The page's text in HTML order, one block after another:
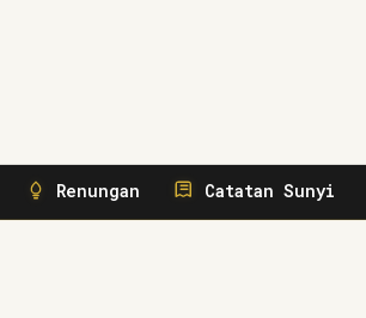
Renungan Catatan Sunyi